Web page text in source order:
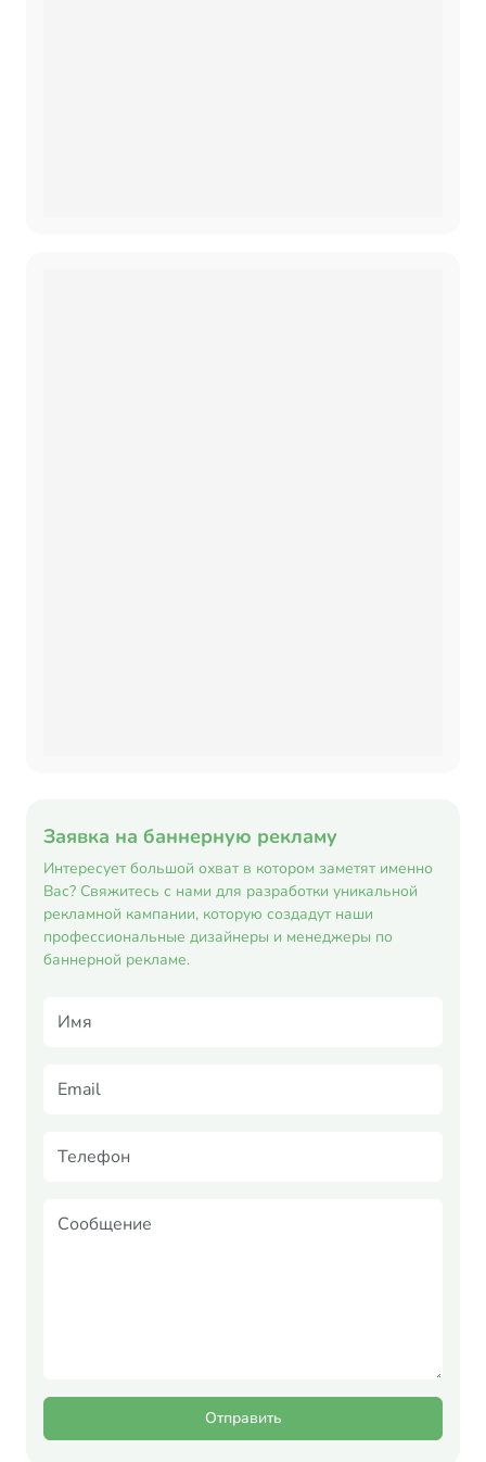
Заявка на баннерную рекламу
Интересует большой охват в котором заметят именно
Вас? Свяжитесь с нами для разработки уникальной
рекламной кампании, которую создадут наши
профессиональные дизайнеры и менеджеры по
баннерной рекламе.
Отправить